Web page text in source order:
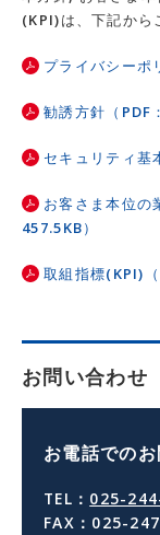
(KPI)は、下記から
プライバシーポ
勧誘方針（PDF
セキュリティ基
お客さま本位の
457.5KB）
取組指標(KPI)（
お問い合わせ
お電話での
TEL： 025-
FAX：025-